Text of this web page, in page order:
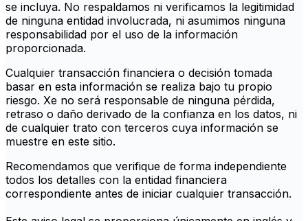
se incluya. No respaldamos ni verificamos la legitimidad
de ninguna entidad involucrada, ni asumimos ninguna
responsabilidad por el uso de la información
proporcionada.
Cualquier transacción financiera o decisión tomada
basar en esta información se realiza bajo tu propio
riesgo. Xe no será responsable de ninguna pérdida,
retraso o daño derivado de la confianza en los datos, ni
de cualquier trato con terceros cuya información se
muestre en este sitio.
Recomendamos que verifique de forma independiente
todos los detalles con la entidad financiera
correspondiente antes de iniciar cualquier transacción.